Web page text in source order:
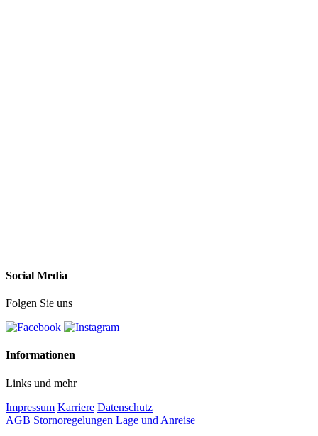
Social Media
Folgen Sie uns
Informationen
Links und mehr
Impressum Karriere Datenschutz
AGB Stornoregelungen Lage und Anreise